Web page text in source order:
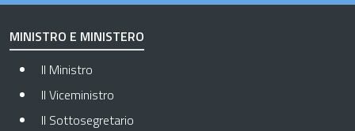
MINISTRO E MINISTERO
Il Ministro
Il Viceministro
Il Sottosegretario